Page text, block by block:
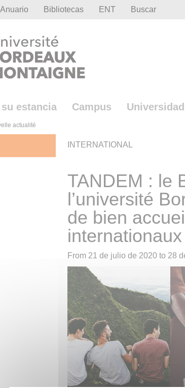
Anuario Bibliotecas ENT Buscar
estancia Campus Universidad
actualité
INTERNATIONAL
TANDEM : le
l’université
de bien
internationaux
From 21 de julio de 2020to 28